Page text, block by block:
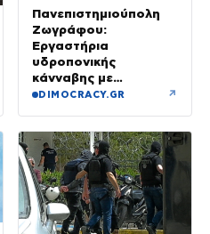
Πανεπιστημιούπολη
Ζωγράφου:
Εργαστήρια
υδροπονικής
κάνναβης με
προσδοκώμενο
Χειροπέδες σε τρία
άτομα
DIMOCRACY.GR ↗